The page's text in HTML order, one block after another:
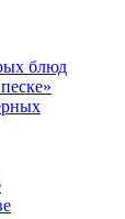
блюд